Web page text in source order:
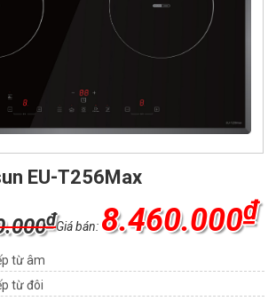
EU-T256Max
Giá bán: 8.460.000₫
₫
từ âm
từ đôi